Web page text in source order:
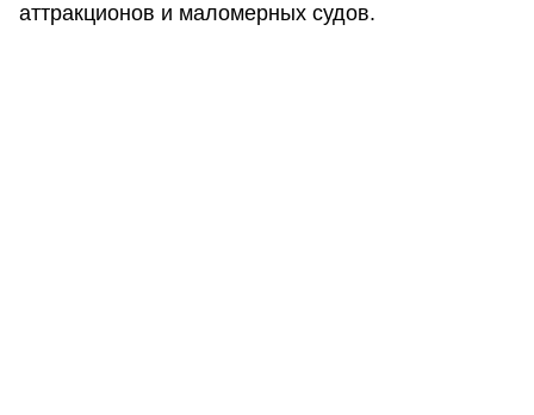
аттракционов и маломерных судов.